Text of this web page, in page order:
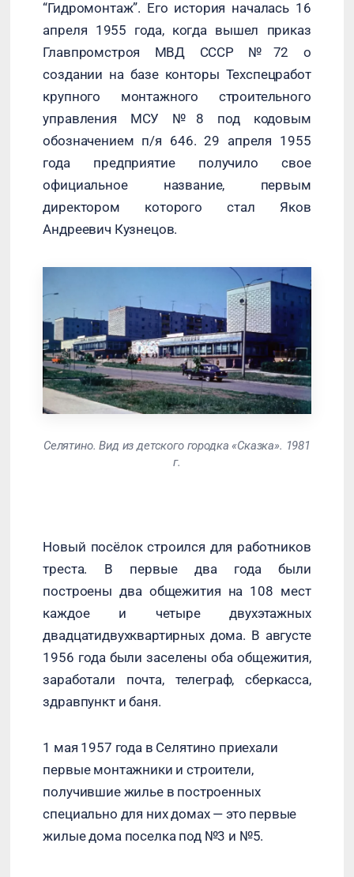
“Гидромонтаж”. Его история началась 16
апреля 1955 года, когда вышел приказ
Главпромстроя МВД СССР №72 о
создании на базе конторы Техспецработ
крупного монтажного строительного
управления МСУ №8 под кодовым
обозначением п/я 646. 29 апреля 1955
года предприятие получило свое
официальное название, первым
директором которого стал Яков
Андреевич Кузнецов.
Селятино. Вид из детского городка «Сказка». 1981
г.
Новый посёлок строился для работников
треста. В первые два года были
построены два общежития на 108 мест
каждое и четыре двухэтажных
двадцатидвухквартирных дома. В августе
1956 года были заселены оба общежития,
заработали почта, телеграф, сберкасса,
здравпункт и баня.
1 мая 1957 года в Селятино приехали
первые монтажники и строители,
получившие жилье в построенных
специально для них домах — это первые
жилые дома поселка под №3 и №5.